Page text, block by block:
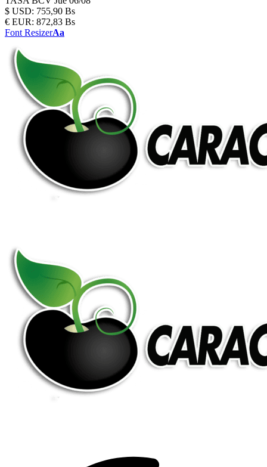
$ USD: 755,90 Bs
€ EUR: 872,83 Bs
Font ResizerAa